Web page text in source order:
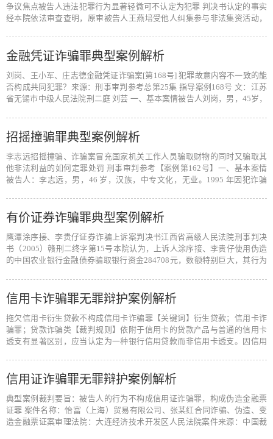
争议焦点被告人违法犯罪行为显著轻微可不认定为犯罪 判决书认定的事实
经本院依法审查查明，原审被告人王燕培受他人纠集参与非法集资活动，
金融凭证诈骗罪典型案例解析
刘岗、王小军、庄志德金融凭证诈骗案[第168号] 犯罪故意内容不一致的能
否构成共同犯罪？来源：刑事审判参考总第25集 指导案例168号 文：江苏
省无锡市中级人民法院刑二庭 刘芸 一、基本案情被告人刘岗，男，45岁，
招摇撞骗罪典型案例解析
李志远招摇撞骗、诈骗案冒充国家机关工作人员骗取财物的同时又骗取其
他非法利益的如何定罪处罚 刑事审判参考【案例第162号】一、基本案情
被告人：李志远，男，46 岁，汉族，中专文化，无业。1995 年因犯诈骗
有价证券诈骗罪典型案例解析
鹰潭涂序接、李贵仔证券诈骗上诉案判决书江西省高级人民法院刑事判决
书（2005）赣刑二终字第15号本院认为，上诉人涂序接、李贵仔使用伪造
的中国农业银行金融债券骗取银行资金284708元，数额特别巨大，其行为
信用卡诈骗罪无罪辩护案例解析
拖欠信用卡衍生贷款不构成信用卡诈骗罪【关键词】衍生贷款；信用卡诈
骗罪；贷款诈骗类【裁判规则】依附于信用卡的贷款产品与普通的信用卡
透支有显著区别，应当认定为一种银行信用贷款而非信用卡透支。因信用
信用证诈骗罪无罪辩护案例解析
典型案例裁判要旨：被告人的行为不构成信用证诈骗罪，构成伪造金融票
证罪 案件名称：怡富（上海）贸易有限公司、张某红合同诈骗、伪造、变
造金融票证案审理法院：大连经济技术开发区人民法院案件来源：中国裁